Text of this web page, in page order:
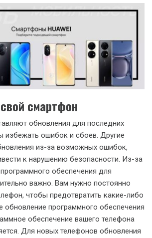
смартфон
обновления для последних
избежать ошибок и сбоев. Другие
из-за возможных ошибок,
к нарушению безопасности. Из-за
обеспечения для
важно. Вам нужно постоянно
чтобы предотвратить какие-либо
обновление программного обеспечения
обеспечение вашего телефона
Для новых телефонов обновления